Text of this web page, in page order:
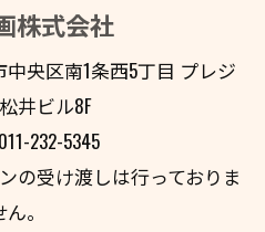
株式会社
央区南1条西5丁目 プレジ
井ビル8F
232-5345
の受け渡しは行っておりま
。